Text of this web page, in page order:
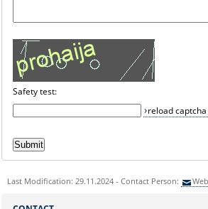
Safety test:
reload captcha
Last Modification: 29.11.2024 - Contact Person: